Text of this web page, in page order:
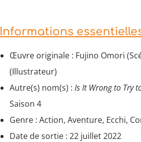
Informations
Œuvre originale : Fujino Omori
(Illustrateur)
Autre(s) nom(s) : Is It Wrong to Try
Saison 4
Genre : Action, Aventure, Ecchi,
Date de sortie : 22 juillet 2022